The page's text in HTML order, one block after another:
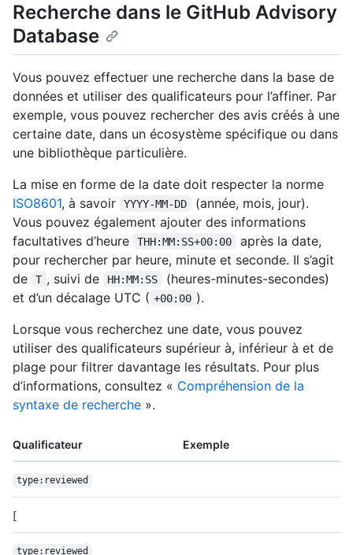
Recherche dans le GitHub Advisory
Database
Vous pouvez effectuer une recherche dans la base de
données et utiliser des qualificateurs pour l’affiner. Par
exemple, vous pouvez rechercher des avis créés à une
certaine date, dans un écosystème spécifique ou dans
une bibliothèque particulière.
La mise en forme de la date doit respecter la norme
ISO8601, à savoir YYYY-MM-DD
(année, mois, jour).
Vous pouvez également ajouter des informations
facultatives d’heure
THH:MM:SS+00:00
après la date,
pour rechercher par heure, minute et seconde. Il s’agit
de
T , suivi de HH:MM:SS
(heures-minutes-secondes)
et d’un décalage UTC ( +00:00 ).
Lorsque vous recherchez une date, vous pouvez
utiliser des qualificateurs supérieur à, inférieur à et de
plage pour filtrer davantage les résultats. Pour plus
d’informations, consultez « Compréhension de la
syntaxe de recherche ».
Qualificateur Exemple
type:reviewed
[
type:reviewed